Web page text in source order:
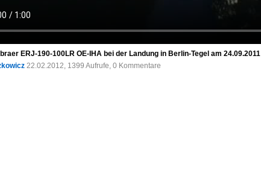
ERJ-190-100LR OE-IHA bei der Landung in Berlin-Tegel am 24.09.2011
22.02.2012, 1399 Aufrufe, 0 Kommentare